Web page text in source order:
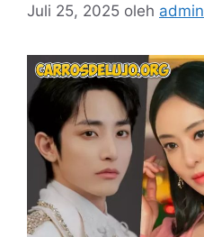
Juli 25, 2025 oleh admin